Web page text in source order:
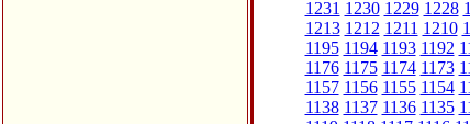
1231 1230 1229 1228
1213 1212 1211 1210
1195 1194 1193 1192
1176 1175 1174 1173
1157 1156 1155 1154
1138 1137 1136 1135